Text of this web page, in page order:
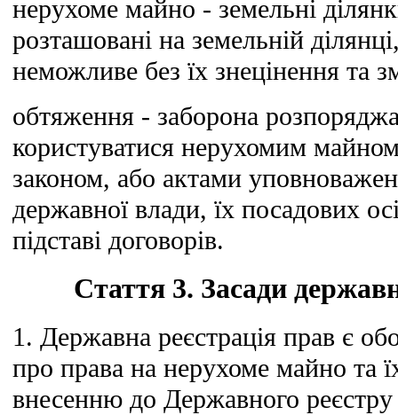
нерухоме майно - земельні
розташовані на земельній
неможливе без їх знецінення та
обтяження - заборона
користуватися нерухомим
законом, або актами
державної влади, їх посадових
підставі договорів.
Стаття 3. Засади
1. Державна реєстрація прав є
про права на нерухоме майно та
внесенню до Державного